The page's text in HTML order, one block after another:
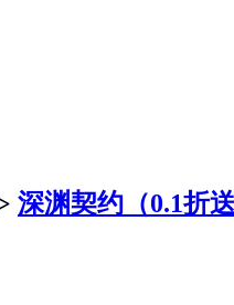
深渊契约（0.1折